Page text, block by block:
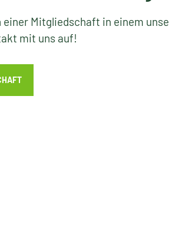
einer Mitgliedschaft in einem
mit uns auf!